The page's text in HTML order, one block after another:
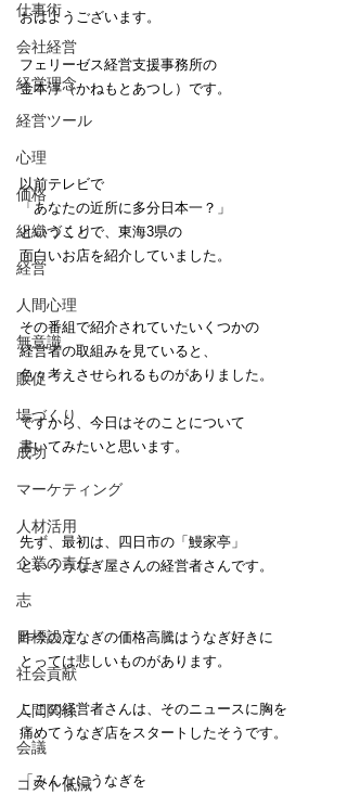
仕事術
会社経営
経営理念
経営ツール
心理
価格
組織づくり
経営
人間心理
無意識
販促
場づくり
成功
マーケティング
人材活用
企業の責任
志
目標設定
社会貢献
人間関係
会議
コスト低減
おはようございます。
フェリーゼス経営支援事務所の
金本淳（かねもとあつし）です。
以前テレビで
「あなたの近所に多分日本一？」
ということで、東海3県の
面白いお店を紹介していました。
その番組で紹介されていたいくつかの
経営者の取組みを見ていると、
色々考えさせられるものがありました。
ですから、今日はそのことについて
書いてみたいと思います。
先ず、最初は、四日市の「鰻家亭」
といううなぎ屋さんの経営者さんです。
昨今のうなぎの価格高騰はうなぎ好きに
とっては悲しいものがあります。
ここの経営者さんは、そのニュースに胸を
痛めてうなぎ店をスタートしたそうです。
「みんなにうなぎを